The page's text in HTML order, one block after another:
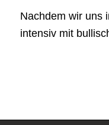
Nachdem wir uns
intensiv mit